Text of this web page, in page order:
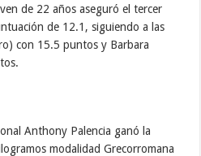
de 22 años aseguró el tercer
de 12.1, siguiendo a las
con 15.5 puntos y Barbara
Anthony Palencia ganó la
modalidad Grecorromana